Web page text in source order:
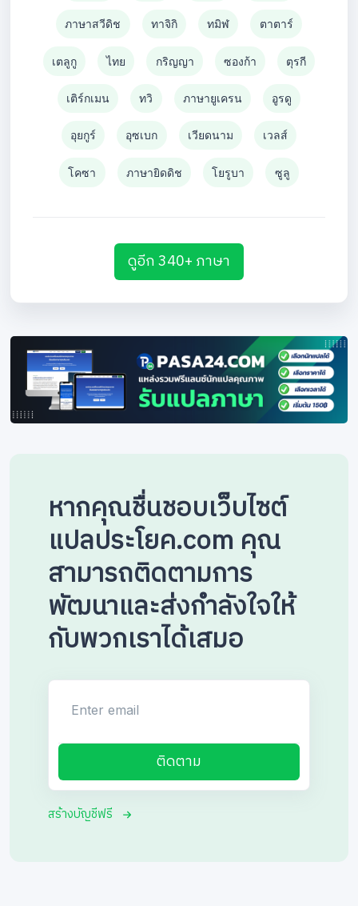
ภาษาสวีดิช ทาจิกิ ทมิฬ ตาตาร์
เตลูกู ไทย กริญญา ซองก้า ตุรกี
เติร์กเมน ทวิ ภาษายูเครน อูรดู
อุยกูร์ อุซเบก เวียดนาม เวลส์
โคซา ภาษายิดดิช โยรูบา ซูลู
ดูอีก 340+ ภาษา
หากคุณชื่นชอบเว็บไซต์
แปลประโยค.com คุณ
สามารถติดตามการ
พัฒนาและส่งกำลังใจให้
กับพวกเราได้เสมอ
ติดตาม
สร้างบัญชีฟรี